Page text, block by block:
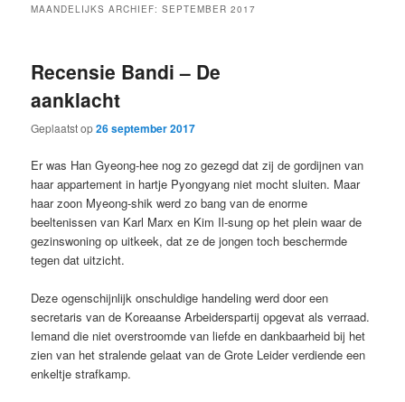
MAANDELIJKS ARCHIEF:SEPTEMBER 2017
Recensie Bandi – De
aanklacht
Geplaatst op26 september 2017
Er was Han Gyeong-hee nog zo gezegd dat zij de gordijnen van
haar appartement in hartje Pyongyang niet mocht sluiten. Maar
haar zoon Myeong-shik werd zo bang van de enorme
beeltenissen van Karl Marx en Kim Il-sung op het plein waar de
gezinswoning op uitkeek, dat ze de jongen toch beschermde
tegen dat uitzicht.
Deze ogenschijnlijk onschuldige handeling werd door een
secretaris van de Koreaanse Arbeiderspartij opgevat als verraad.
Iemand die niet overstroomde van liefde en dankbaarheid bij het
zien van het stralende gelaat van de Grote Leider verdiende een
enkeltje strafkamp.